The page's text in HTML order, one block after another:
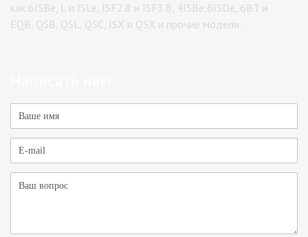
как:6ISBe, L и ISLe, ISF2.8 и ISF3.8, 4ISBe,6ISDe, 6BT и
EQB, QSB, QSL, QSC, ISX и QSX и прочие модели.